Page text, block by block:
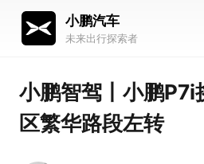
小鹏汽车
未来出行探索者
小鹏智驾丨小鹏P7i
区繁华路段左转